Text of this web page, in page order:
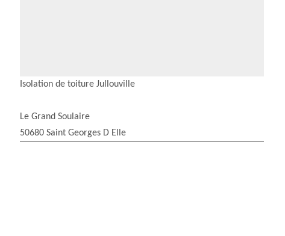
Isolation de toiture Jullouville
Le Grand Soulaire
50680 Saint Georges D Elle